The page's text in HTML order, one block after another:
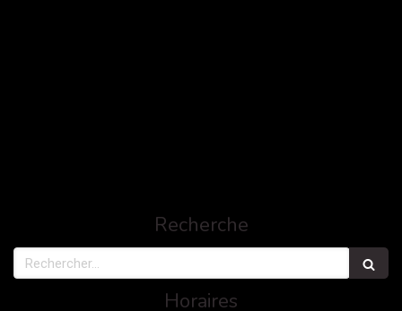
Recherche
Rechercher
Horaires